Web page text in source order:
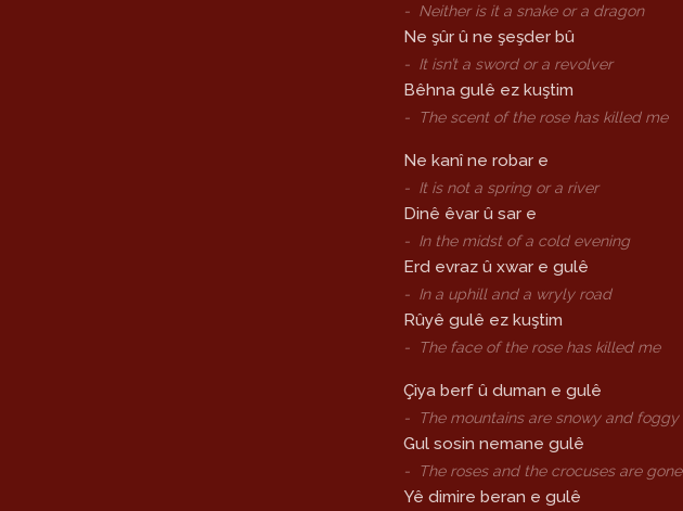
- Neither is it a snake or a dragon
Ne şûr û ne şeşder bû
- It isn’t a sword or a revolver
Bêhna gulê ez kuştim
- The scent of the rose has killed me
Ne kanî ne robar e
- It is not a spring or a river
Dinê êvar û sar e
- In the midst of a cold evening
Erd evraz û xwar e gulê
- In a uphill and a wryly road
Rûyê gulê ez kuştim
- The face of the rose has killed me
Çiya berf û duman e gulê
- The mountains are snowy and foggy
Gul sosin nemane gulê
- The roses and the crocuses are gone
Yê dimire beran e gulê